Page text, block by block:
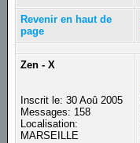
Revenir en haut de
page
Zen - X
Inscrit le: 30 Aoû 2005
Messages: 158
Localisation:
MARSEILLE